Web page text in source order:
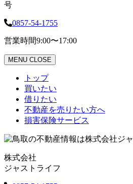
号
0857-54-1755
営業時間9:00〜17:00
MENU CLOSE
トップ
買いたい
借りたい
不動産を売りたい方へ
損害保険サービス
株式会社
ジャストライフ